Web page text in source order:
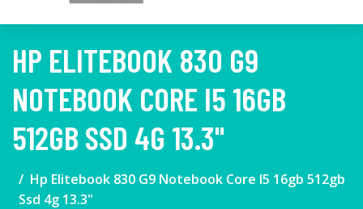
HP ELITEBOOK 830 G9
NOTEBOOK CORE I5 16GB
512GB SSD 4G 13.3"
Hp Elitebook 830 G9 Notebook Core I5 16gb 512gb
Ssd 4g 13.3"